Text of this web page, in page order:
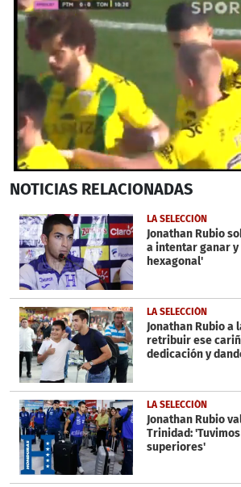
seconds
44
seconds
NOTICIAS RELACIONADAS
LA SELECCIÓN
Jonathan Rubio
a intentar ganar
hexagonal'
LA SELECCIÓN
Jonathan Rubio a
retribuir ese
dedicación y
LA SELECCIÓN
Jonathan Rubio
Trinidad:
superiores'